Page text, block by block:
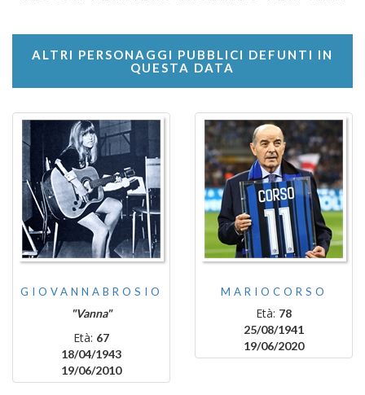
ALTRI PERSONAGGI PUBBLICI DEFUNTI IN
QUESTA DATA
GIOVANNABROSIO
"Vanna"
Età: 67
18/04/1943
19/06/2010
MARIOCORSO
Età: 78
25/08/1941
19/06/2020